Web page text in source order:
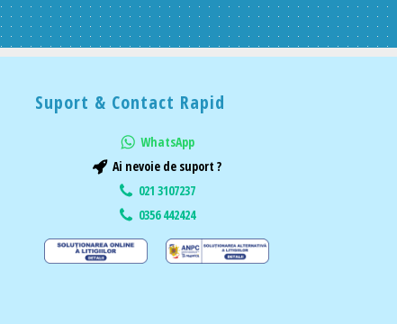
Suport & Contact Rapid
WhatsApp
Ai nevoie de suport ?
021 3107237
0356 442424